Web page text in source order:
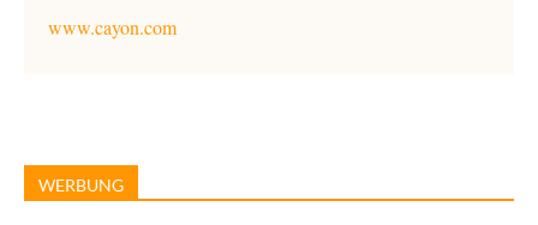
www.cayon.com
WERBUNG